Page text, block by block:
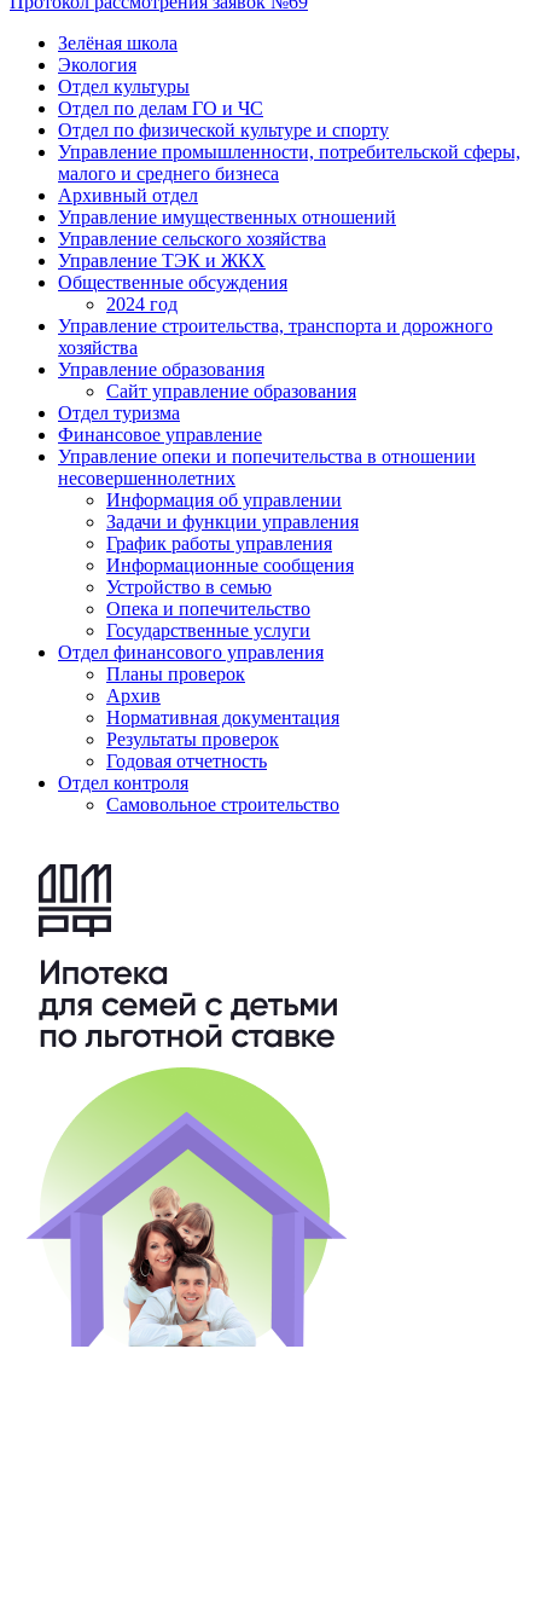
Зелёная школа
Экология
Отдел культуры
Отдел по делам ГО и ЧС
Отдел по физической культуре и спорту
Управление промышленности, потребительской сферы,
малого и среднего бизнеса
Архивный отдел
Управление имущественных отношений
Управление сельского хозяйства
Управление ТЭК и ЖКХ
Общественные обсуждения
2024 год
Управление строительства, транспорта и дорожного
хозяйства
Управление образования
Сайт управление образования
Отдел туризма
Финансовое управление
Управление опеки и попечительства в отношении
несовершеннолетних
Информация об управлении
Задачи и функции управления
График работы управления
Информационные сообщения
Устройство в семью
Опека и попечительство
Государственные услуги
Отдел финансового управления
Планы проверок
Архив
Нормативная документация
Результаты проверок
Годовая отчетность
Отдел контроля
Самовольное строительство